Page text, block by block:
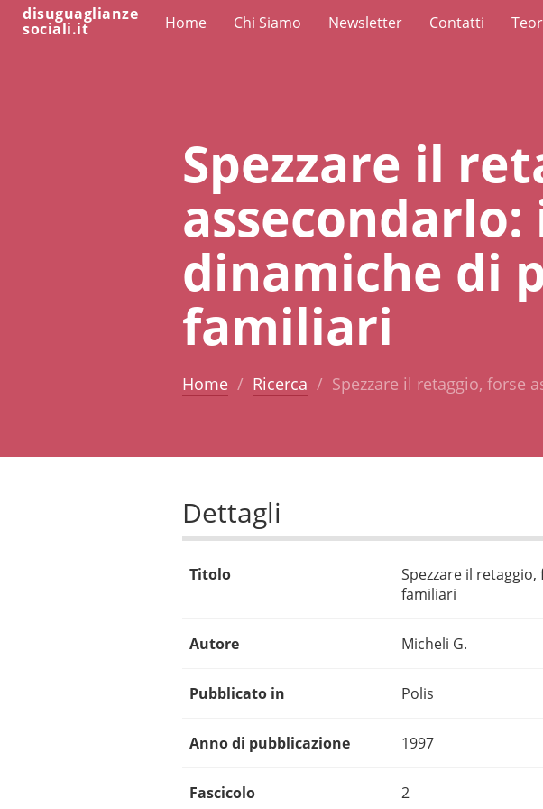
disuguaglianze
sociali.it Home Chi Siamo Newsletter Contatti
Spezzare il
dinamiche di
familiari
Home Ricerca Spezzare il retaggio, forse
Dettagli
Titolo
Spezzare il
familiari
Autore Micheli G.
Pubblicato in Polis
Anno di pubblicazione 1997
Fascicolo 2